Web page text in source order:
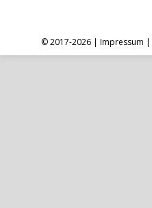
© 2017-2026 | Impressum |